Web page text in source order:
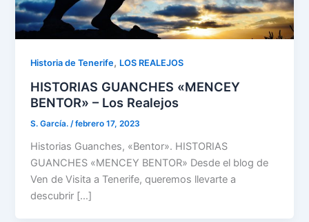
Historia de Tenerife, LOS REALEJOS
HISTORIAS GUANCHES «MENCEY
BENTOR» – Los Realejos
S. García. /febrero 17, 2023
Historias Guanches, «Bentor». HISTORIAS
GUANCHES «MENCEY BENTOR» Desde el blog de
Ven de Visita a Tenerife, queremos llevarte a
descubrir […]